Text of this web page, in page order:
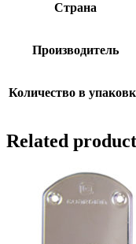
Страна
Производитель
Количество в
Related